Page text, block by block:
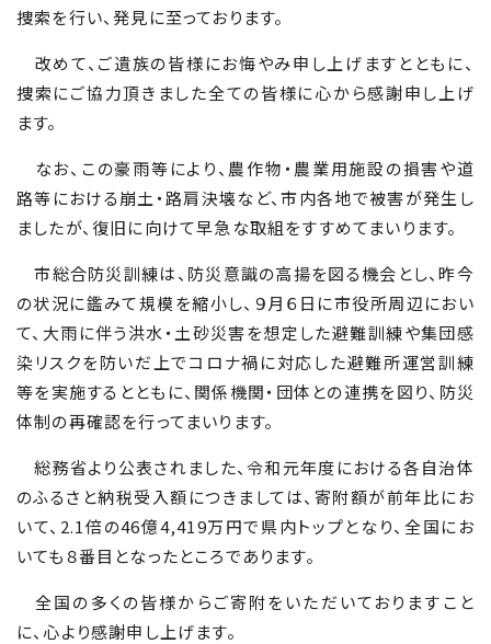
捜索を行い、発見に至っております。
改めて、ご遺族の皆様にお悔やみ申し上げますとともに、
捜索にご協力頂きました全ての皆様に心から感謝申し上げ
ます。
なお、この豪雨等により、農作物・農業用施設の損害や道
路等における崩土・路肩決壊など、市内各地で被害が発生し
ましたが、復旧に向けて早急な取組をすすめてまいります。
市総合防災訓練は、防災意識の高揚を図る機会とし、昨今
の状況に鑑みて規模を縮小し、９月６日に市役所周辺におい
て、大雨に伴う洪水・土砂災害を想定した避難訓練や集団感
染リスクを防いだ上でコロナ禍に対応した避難所運営訓練
等を実施するとともに、関係機関・団体との連携を図り、防災
体制の再確認を行ってまいります。
総務省より公表されました、令和元年度における各自治体
のふるさと納税受入額につきましては、寄附額が前年比にお
いて、 2.1倍の46億4,419万円で県内トップとなり、全国にお
いても８番目となったところであります。
全国の多くの皆様からご寄附をいただいておりますこと
に、心より感謝申し上げます。